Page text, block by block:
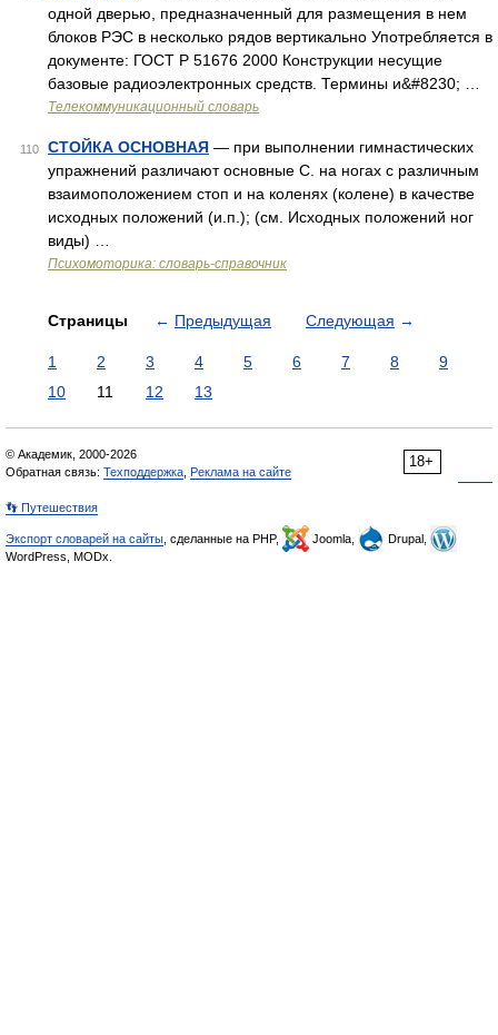
одной дверью, предназначенный для размещения в нем
блоков РЭС в несколько рядов вертикально Употребляется в
документе: ГОСТ Р 51676 2000 Конструкции несущие
базовые радиоэлектронных средств. Термины и&#8230; …
Телекоммуникационный словарь
110 СТОЙКА ОСНОВНАЯ — при выполнении гимнастических
упражнений различают основные С. на ногах с различным
взаимоположением стоп и на коленях (колене) в качестве
исходных положений (и.п.); (см. Исходных положений ног
виды) …
Психомоторика: cловарь-справочник
Страницы ← Предыдущая Следующая →
1 2 3 4 5 6 7 8
9
10
11 12 13
18+
© Академик, 2000-2026
Обратная связь: Техподдержка Реклама на сайте
👣 Путешествия
Экспорт словарей на сайты , сделанные на PHP, Joomla,
Drupal,
WordPress, MODx.